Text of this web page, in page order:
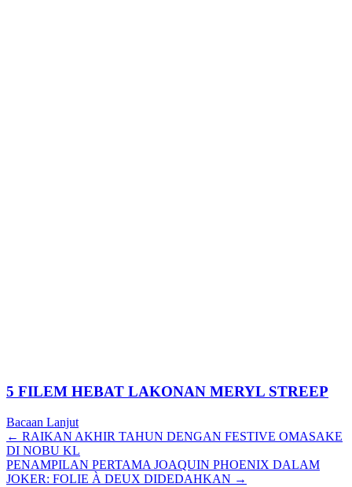
5 FILEM HEBAT LAKONAN MERYL STREEP
Bacaan Lanjut
Posts
navigation
← RAIKAN AKHIR TAHUN DENGAN FESTIVE OMASAKE
DI NOBU KL
PENAMPILAN PERTAMA JOAQUIN PHOENIX DALAM
JOKER: FOLIE À DEUX DIDEDAHKAN →